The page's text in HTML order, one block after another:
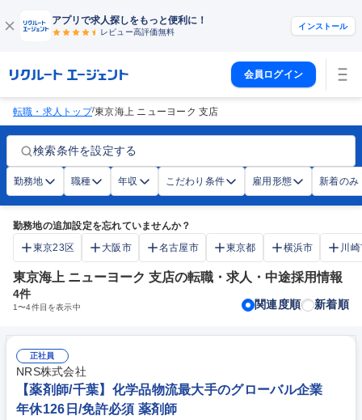
アプリで求人探しをもっと便利に！
レビュー高評価無料
インストール
会員ログイン
転職・求人トップ/東京海上 ニューヨーク 支店
検索条件を設定する
勤務地 職種 年収 こだわり条件 雇用形態 新着のみ
勤務地の追加設定を忘れていませんか？
東京23区
大阪市 名古屋市 東京都 横浜市 川
東京海上 ニューヨーク 支店の転職・求人・中途採用情報
4件
1〜4件目を表示中 関連度順 新着順
正社員
NRS株式会社
【薬剤師/千葉】化学品物流最大手のグローバル企業
年休126日/免許必須 薬剤師